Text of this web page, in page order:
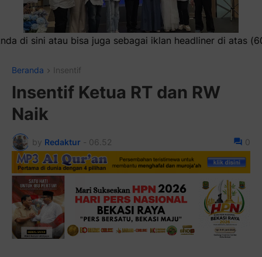
headliner di atas (600x100)px
Beranda Insentif
Insentif Ketua RT dan RW
Naik
by Redaktur - 06.52 0